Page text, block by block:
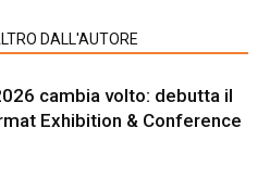
DALL'AUTORE
cambia volto: debutta il
Exhibition & Conference